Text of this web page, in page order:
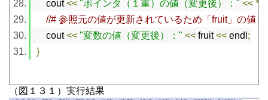
    cout
<< "ポインタ（１重）の値（変更後）：" << *
//# 参照元の値が更新されているため「fruit」の値も
    cout
<< "変数の値（変更後）：" << fruit << endl ;
}
（図１３１）実行結果